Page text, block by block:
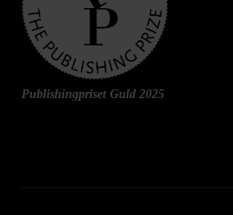
Publishingpriset Guld 2025